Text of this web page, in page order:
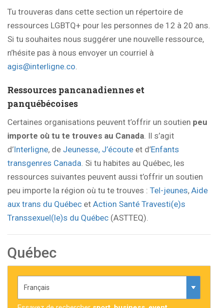
Tu trouveras dans cette section un répertoire de
ressources LGBTQ+ pour les personnes de 12 à 20 ans.
Si tu souhaites nous suggérer une nouvelle ressource,
n’hésite pas à nous envoyer un courriel à
agis@interligne.co.
Ressources pancanadiennes et
panquébécoises
Certaines organisations peuvent t’offrir un soutien peu
importe où tu te trouves au Canada. Il s’agit
d’Interligne, de Jeunesse, J’écoute et d’Enfants
transgenres Canada. Si tu habites au Québec, les
ressources suivantes peuvent aussi t’offrir un soutien
peu importe la région où tu te trouves : Tel-jeunes, Aide
aux trans du Québec et Action Santé Travesti(e)s
Transsexuel(le)s du Québec (ASTTEQ).
Québec